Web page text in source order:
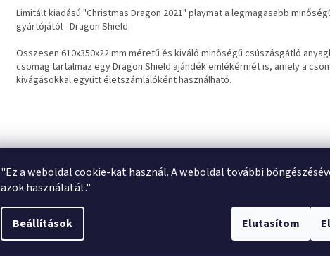
"Ez a weboldal cookie-kat használ. A weboldal további
azok használatát."
Beállítások Elutasítom
Limitált kiadású "Christmas Dragon 2021" playmat a legmagasabb
gyártójától - Dragon Shield.
Összesen 610x350x22 mm méretű és kiváló minőségű csúszásgátló
csomag tartalmaz egy Dragon Shield ajándék emlékérmét is, amely a
kivágásokkal együtt életszámlálóként használható.